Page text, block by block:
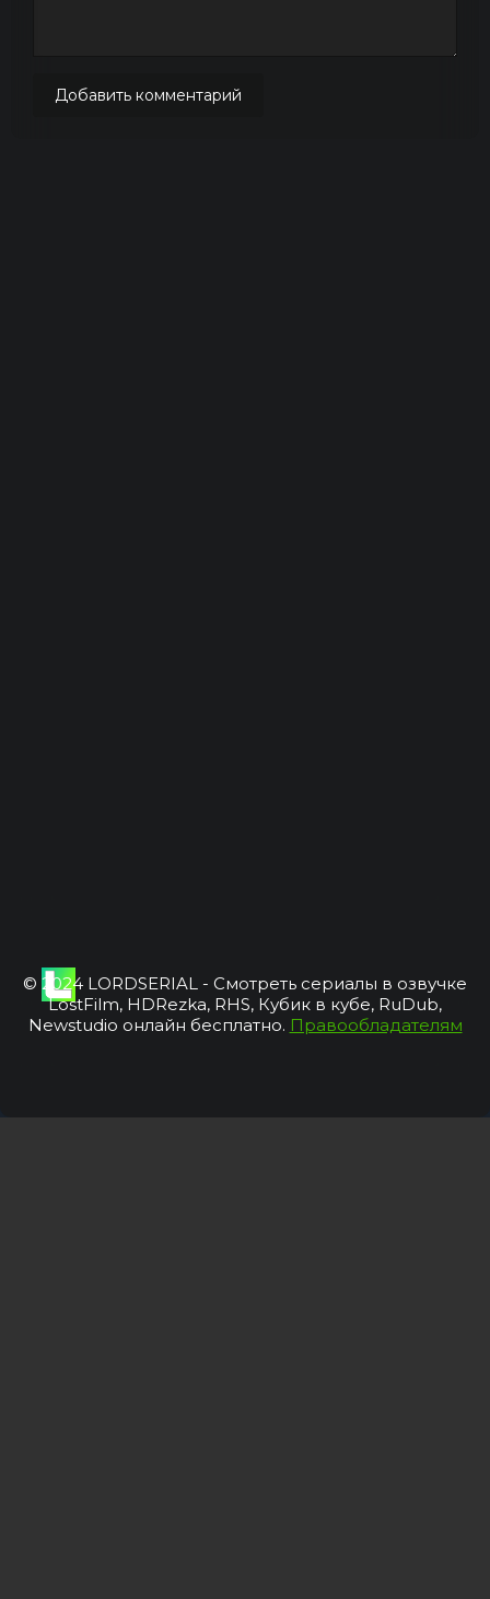
Добавить комментарий
© 2024 LORDSERIAL - Смотреть сериалы в озвучке
LostFilm, HDRezka, RHS, Кубик в кубе, RuDub,
Newstudio онлайн бесплатно. Правообладателям